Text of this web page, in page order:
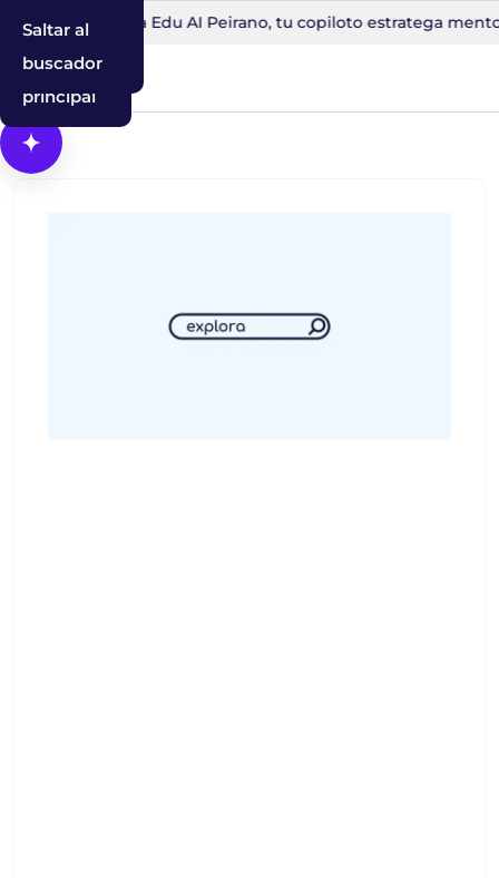
Saltar al
contenido
principal
Saltar a la
navegación
Saltar al
buscador
Conoce a Edu AI Peirano, tu copiloto estratega mentor
Abrir Cosmos, el asistente con IA